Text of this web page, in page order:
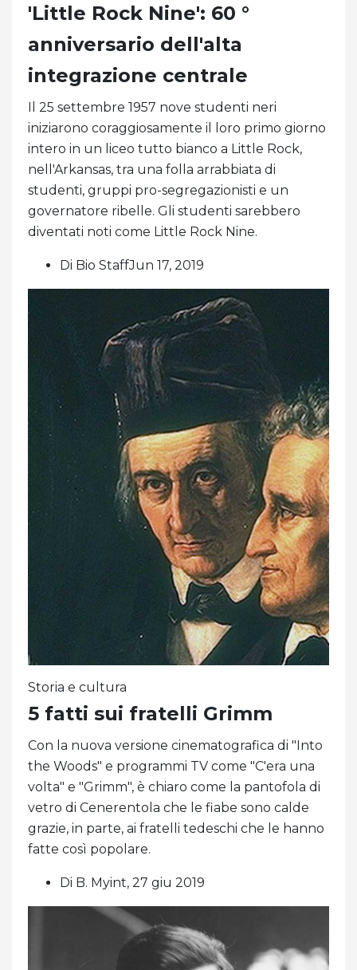
'Little Rock Nine': 60 °
anniversario dell'alta
integrazione centrale
Il 25 settembre 1957 nove studenti neri
iniziarono coraggiosamente il loro primo giorno
intero in un liceo tutto bianco a Little Rock,
nell'Arkansas, tra una folla arrabbiata di
studenti, gruppi pro-segregazionisti e un
governatore ribelle. Gli studenti sarebbero
diventati noti come Little Rock Nine.
Di Bio StaffJun 17, 2019
Storia e cultura
5 fatti sui fratelli Grimm
Con la nuova versione cinematografica di "Into
the Woods" e programmi TV come "C'era una
volta" e "Grimm", è chiaro come la pantofola di
vetro di Cenerentola che le fiabe sono calde
grazie, in parte, ai fratelli tedeschi che le hanno
fatte così popolare.
Di B. Myint, 27 giu 2019